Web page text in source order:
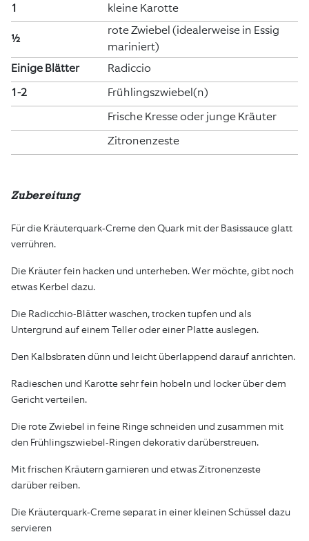
1
kleine Karotte
½
rote Zwiebel (idealerweise in Essig
mariniert)
Einige Blätter
Radiccio
1-2
Frühlingszwiebel(n)
Frische Kresse oder junge Kräuter
Zitronenzeste
Zubereitung
Für die Kräuterquark-Creme den Quark mit der Basissauce glatt
verrühren.
Die Kräuter fein hacken und unterheben. Wer möchte, gibt noch
etwas Kerbel dazu.
Die Radicchio-Blätter waschen, trocken tupfen und als
Untergrund auf einem Teller oder einer Platte auslegen.
Den Kalbsbraten dünn und leicht überlappend darauf anrichten.
Radieschen und Karotte sehr fein hobeln und locker über dem
Gericht verteilen.
Die rote Zwiebel in feine Ringe schneiden und zusammen mit
den Frühlingszwiebel-Ringen dekorativ darüberstreuen.
Mit frischen Kräutern garnieren und etwas Zitronenzeste
darüber reiben.
Die Kräuterquark-Creme separat in einer kleinen Schüssel dazu
servieren